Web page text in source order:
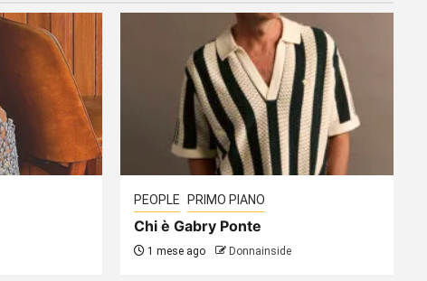
PEOPLE PRIMO PIANO
Chi è Gabry Ponte
1 mese ago Donnainside